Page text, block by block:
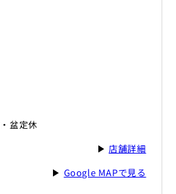
盆定休
▶店舗詳細
▶ Google MAPで見る